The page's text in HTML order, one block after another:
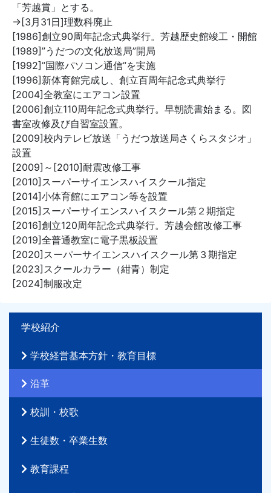
学校紹介
学校経営基本方針・教育目標
沿革
校訓・校歌
生徒数・卒業生数
教育課程
「芳越賞」とする。
→[3月31日]理数科廃止
[1986]創立90周年記念式典挙行。芳越歴史館竣工・開館
[1989]”うだつの文化放送局”開局
[1992]”国際パソコン通信”を実施
[1996]新体育館完成し、創立百周年記念式典挙行
[2004]全教室にエアコン設置
[2006]創立110周年記念式典挙行。早朝読書始まる。図
書室改修及び自習室設置。
[2009]校内テレビ放送「うだつ放送局さくらスタジオ」
設置
[2009]～[2010]耐震改修工事
[2010]スーパーサイエンスハイスクール指定
[2014]小体育館にエアコン等を設置
[2015]スーパーサイエンスハイスクール第２期指定
[2016]創立120周年記念式典挙行。芳越会館改修工事
[2019]全普通教室に電子黒板設置
[2020]スーパーサイエンスハイスクール第３期指定
[2023]スクールカラー（紺青）制定
[2024]制服改定